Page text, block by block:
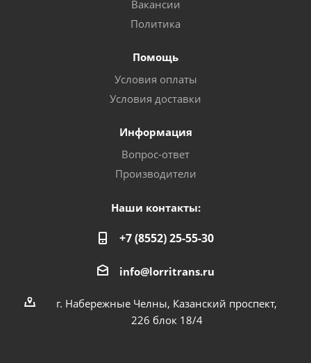
Вакансии
Политика
Помощь
Условия оплаты
Условия доставки
Информация
Вопрос-ответ
Производители
Наши контакты:
+7 (8552) 25-55-30
info@lorritrans.ru
г. Набережные Челны, Казанский проспект,
226 блок 18/4